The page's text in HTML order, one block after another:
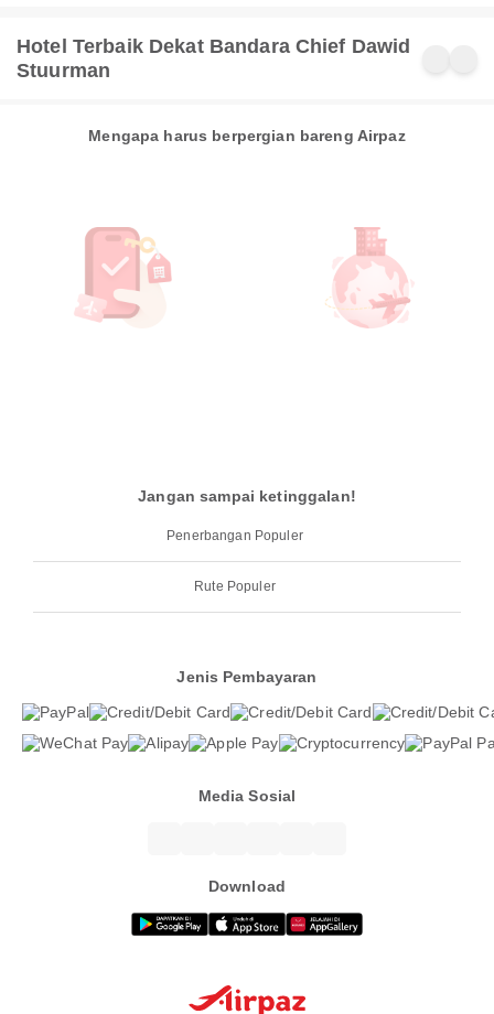
Hotel Terbaik Dekat Bandara Chief Dawid
Stuurman
Mengapa harus berpergian bareng Airpaz
Jangan sampai ketinggalan!
Penerbangan Populer
Rute Populer
Jenis Pembayaran
Media Sosial
Download